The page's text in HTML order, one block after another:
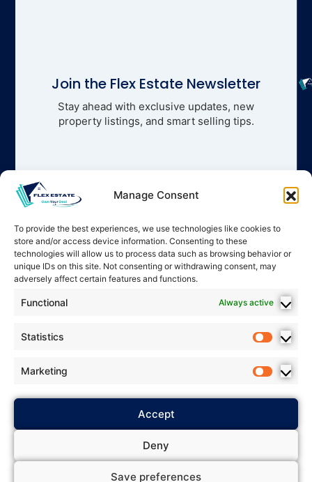
Manage Consent
To provide the best experiences, we use technologies like cookies to
store and/or access device information. Consenting to these
technologies will allow us to process data such as browsing behavior or
unique IDs on this site. Not consenting or withdrawing consent, may
adversely affect certain features and functions.
Functional Always active
Statistics
Marketing
Accept
Deny
Save preferences
Join the Flex Estate Newsletter
Stay ahead with exclusive updates, new
property listings, and smart selling tips.
2025 Flex Estate – All rights
Cookie
Bidding Policy *